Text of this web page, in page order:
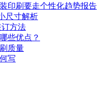
印刷要走个性化趋势报告
尺寸解析
订方法
些优点？
质量
写